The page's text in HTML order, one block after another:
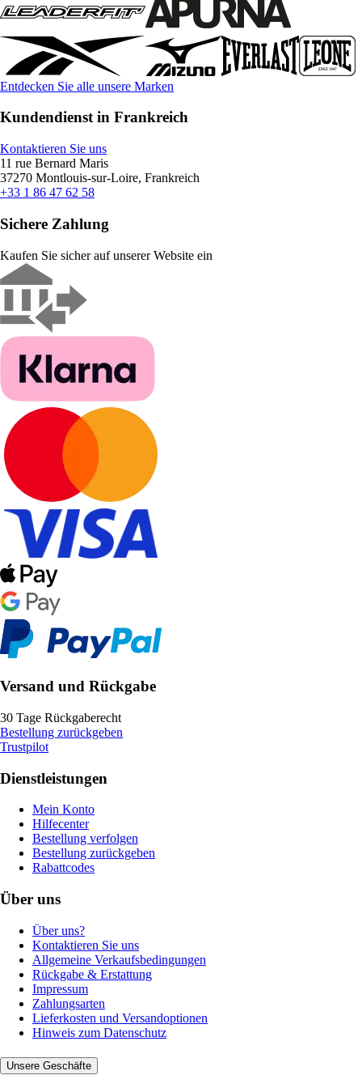
Entdecken Sie alle unsere Marken
Kundendienst in Frankreich
Kontaktieren Sie uns
11 rue Bernard Maris
37270 Montlouis-sur-Loire, Frankreich
+33 1 86 47 62 58
Sichere Zahlung
Kaufen Sie sicher auf unserer Website ein
Versand und Rückgabe
30 Tage Rückgaberecht
Bestellung zurückgeben
Trustpilot
Dienstleistungen
Mein Konto
Hilfecenter
Bestellung verfolgen
Bestellung zurückgeben
Rabattcodes
Über uns
Über uns?
Kontaktieren Sie uns
Allgemeine Verkaufsbedingungen
Rückgabe & Erstattung
Impressum
Zahlungsarten
Lieferkosten und Versandoptionen
Hinweis zum Datenschutz
Unsere Geschäfte